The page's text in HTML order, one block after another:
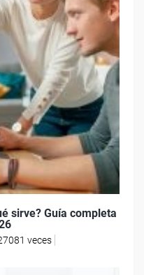
sirve? Guía completa
veces